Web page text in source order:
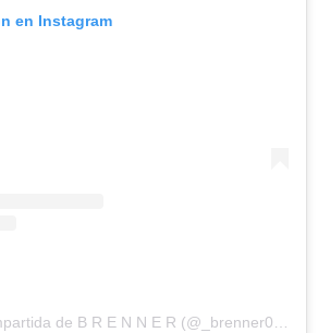
en Instagram
Una publicación compartida de B R E N N E R (@_brenner00)